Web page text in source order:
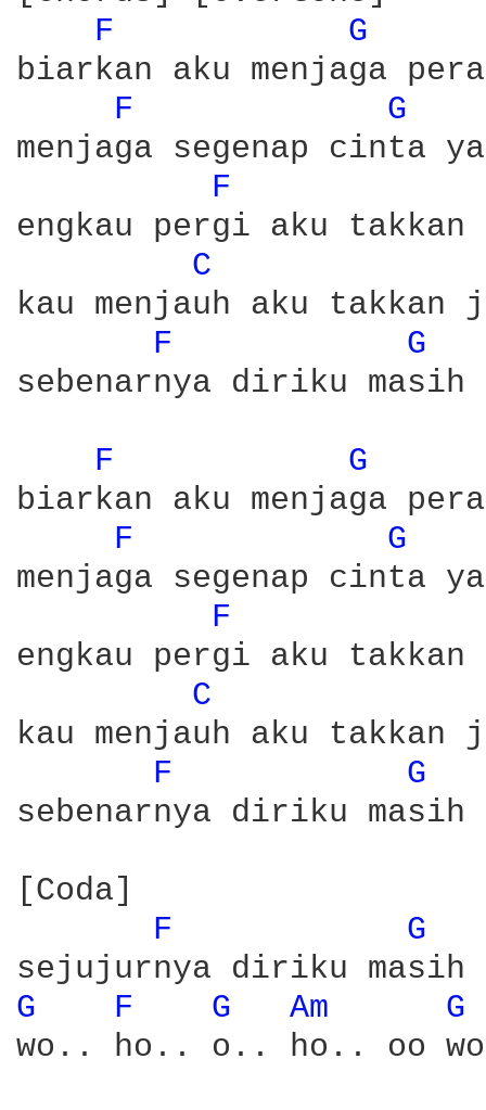
F
G
biarkan aku menjaga
F
G
menjaga segenap cinta
F
engkau pergi aku
C
kau menjauh aku takkan
F
G
sebenarnya diriku masih
F
G
biarkan aku menjaga
F
G
menjaga segenap cinta
F
engkau pergi aku
C
kau menjauh aku takkan
F
G
sebenarnya diriku masih
[Coda]
F
G
G F G Am G